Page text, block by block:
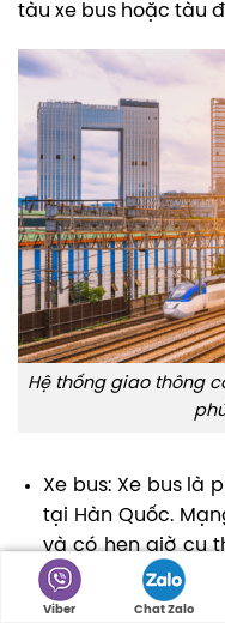
tàu xe bus hoặc tàu
Hệ thống giao thông
Xe bus: Xe bus là
tại Hàn Quốc.
và có hẹn giờ cụ
lịch trình. Các
phố lớn với nhau.
Viber Chat Zalo